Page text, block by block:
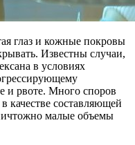
глаз и кожные покровы
Известны случаи,
в условиях
и рвоте. Много споров
качестве составляющей
малые объемы